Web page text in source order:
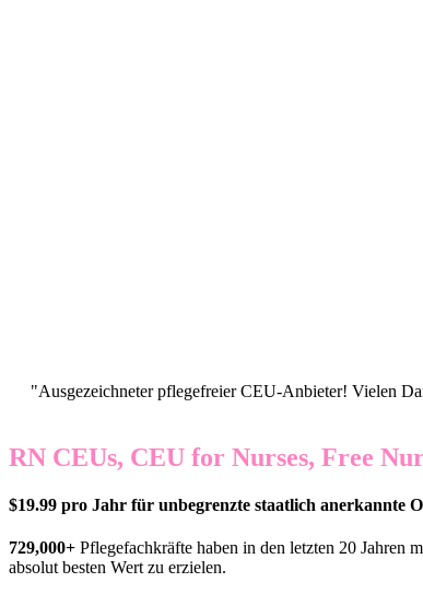
"Ausgezeichneter pflegefreier CEU-Anbieter! Vielen
RN CEUs, CEU for Nurses, Free
$19.99 pro Jahr für unbegrenzte staatlich anerkannte
729,000+ Pflegefachkräfte haben in den letzten 20 Jahren
absolut besten Wert zu erzielen.